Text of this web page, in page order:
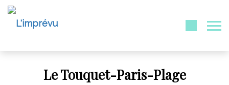
Le Touquet-Paris-Plage